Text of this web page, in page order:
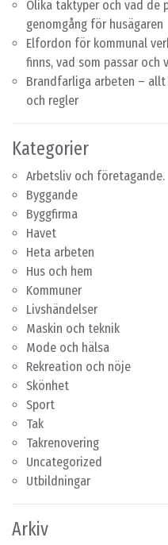
Olika taktyper och vad de
genomgång för husägaren
Elfordon för kommunal
finns, vad som passar och
Brandfarliga arbeten –
och regler
Kategorier
Arbetsliv och företagande.
Byggande
Byggfirma
Havet
Heta arbeten
Hus och hem
Kommuner
Livshändelser
Maskin och teknik
Mode och hälsa
Rekreation och nöje
Skönhet
Sport
Tak
Takrenovering
Uncategorized
Utbildningar
Arkiv